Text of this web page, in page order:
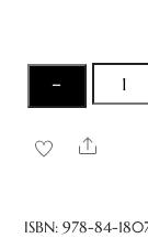
5
−
Manual
de
Share
ISBN:978-84-